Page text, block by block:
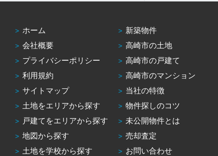
ホーム
会社概要
プライバシーポリシー
利用規約
サイトマップ
土地をエリアから探す
戸建てをエリアから探す
地図から探す
土地を学校から探す
新築物件
高崎市の土地
高崎市の戸建て
高崎市のマンション
当社の特徴
物件探しのコツ
未公開物件とは
売却査定
お問い合わせ